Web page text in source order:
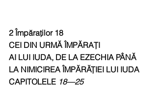
2 Împăraţilor 18
CEI DIN URMĂ ÎMPĂRAȚI
AI LUI IUDA, DE LA EZECHIA PÂNĂ
LA NIMICIREA ÎMPĂRĂȚIEI LUI IUDA
CAPITOLELE 18—25